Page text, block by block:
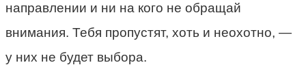
направлении и ни на кого не обращай
внимания. Тебя пропустят, хоть и неохотно, —
у них не будет выбора.